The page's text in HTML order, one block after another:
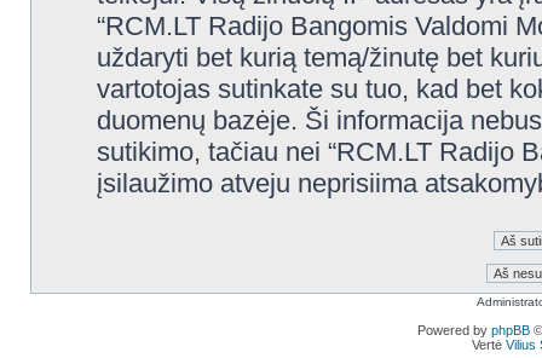
“RCM.LT Radijo Bangomis Valdomi
uždaryti bet kurią temą/žinutę bet
vartotojas sutinkate su tuo, kad bet
duomenų bazėje. Ši informacija
sutikimo, tačiau nei “RCM.LT Radijo
įsilaužimo atveju neprisiima
Powered by phpBB
Vertė Vilius